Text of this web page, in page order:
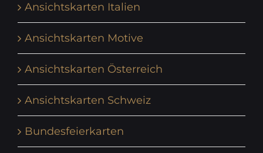
Ansichtskarten Italien
Ansichtskarten Motive
Ansichtskarten Österreich
Ansichtskarten Schweiz
Bundesfeierkarten